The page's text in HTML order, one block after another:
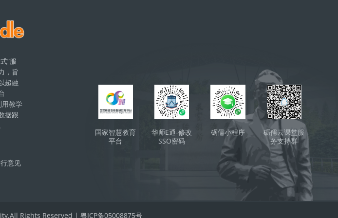
”服
，旨
超融
教学
据跟
意见
Блоки
国家智慧教育
平台
华师E通-修改
SSO密码
砺儒小程序
砺儒云课堂服
务支持群
（QQ）
Rights Reserved | 粤ICP备05008875号